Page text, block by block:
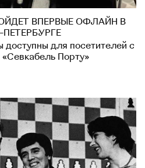
ВПЕРВЫЕ ОФЛАЙН В
доступны для посетителей с
Порту»